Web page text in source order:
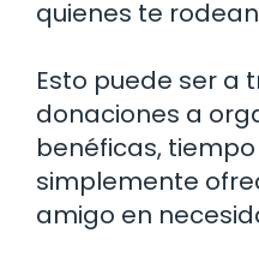
quienes te
Esto puede ser a
donaciones a
benéficas,
simplemente
amigo en